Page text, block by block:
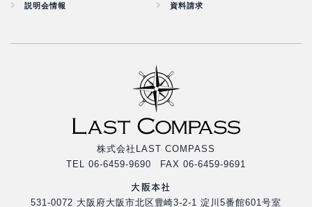
説明会情報
資料請求
株式会社LAST COMPASS
TEL 06-6459-9690 FAX 06-6459-9691
大阪本社
531-0072 大阪府大阪市北区豊崎3-2-1 淀川5番館601号室